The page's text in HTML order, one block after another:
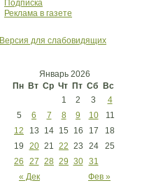
Подписка
Реклама в газете
Версия для слабовидящих
Январь 2026
Пн Вт Ср Чт Пт Сб Вс
« Дек Фев »
1 2 3
4
5
6 7 8 9 10
11
12
13 14 15 16 17
18
19
20 21 22 23 24
25
26
27 28 29 30 31